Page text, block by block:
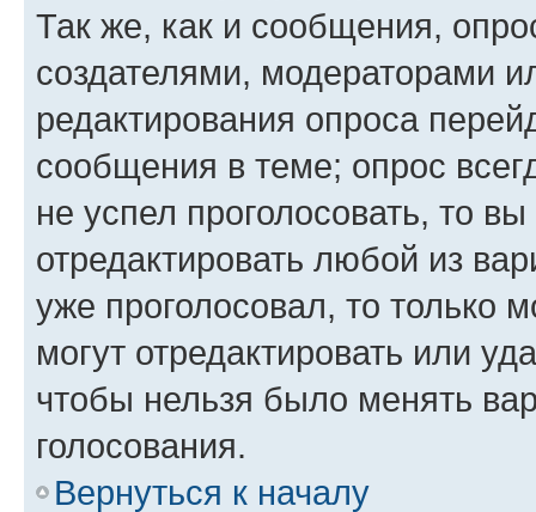
Так же, как и сообщения,
создателями, модераторами
редактирования опроса
сообщения в теме; опрос
не успел проголосовать, то
отредактировать любой из
уже проголосовал, то только
могут отредактировать или
чтобы нельзя было менять
голосования.
Вернуться к началу